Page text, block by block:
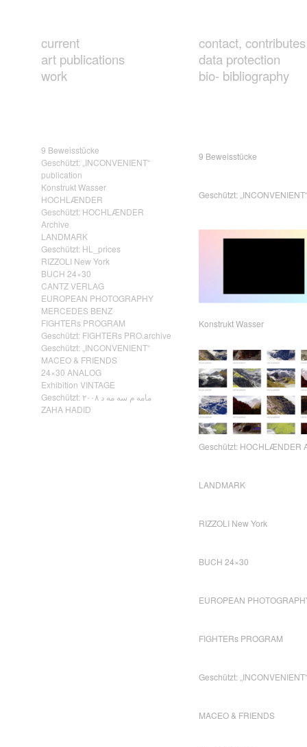
current
art publications
work
contact, contributes
data protection
bio- bibliography
9 Beweisstücke
Geschützt: „INCONVENIENT“
publication
Konstrukt Wasser
HOCHLÆNDER
Geschützt: HOCHLÆNDER
Archive
LANDMARK
Geschützt: HL_prices
RIZZOLI New York
BUCH 24×30
CANTZ VERLAG
EUROPEAN PHOTOGRAPHY
MERCEDES BENZ
FIGHTERs PROGRAM
Geschützt: FIGHTERs PRO.archive
Geschützt: „INCONVENIENT“
MACEO & FRIENDS
24×30 ANALOG
Exhibition VINTAGE
Geschützt: مامه م سه مه د ٢٠٠٨
ZAHA HADID
9 Beweisstücke
Geschützt:
Konstrukt Wasser
Geschützt: HOCHLÆNDER
LANDMARK
RIZZOLI New York
BUCH 24×30
EUROPEAN
FIGHTERs PROGRAM
Geschützt: „INCONVENIENT“
MACEO & FRIENDS